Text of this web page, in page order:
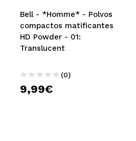
MAQUIFARMA
KOREA ZONE
TRAVEL SIZE
NATURE
Bell - *Homme* - Polvos
compactos matificantes
HD Powder - 01:
Translucent
(0)
9,99€